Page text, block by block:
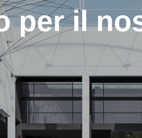
per il